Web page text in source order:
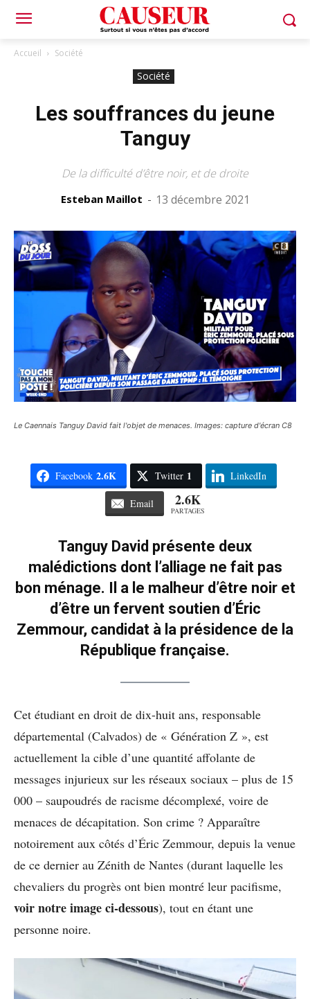
Accueil Société
Société
Les souffrances du jeune
Tanguy
De la difficulté d’être noir, et de droite
Esteban Maillot - 13 décembre 2021
Le Caennais Tanguy David fait l'objet de menaces. Images: capture d'écran C8
Facebook 2.6K Twitter 1 LinkedIn
Email 2.6K
PARTAGES
Tanguy David présente deux
malédictions dont l’alliage ne fait pas
bon ménage. Il a le malheur d’être noir et
d’être un fervent soutien d’Éric
Zemmour, candidat à la présidence de la
République française.
Cet étudiant en droit de dix-huit ans, responsable
départemental (Calvados) de « Génération Z », est
actuellement la cible d’une quantité affolante de
messages injurieux sur les réseaux sociaux – plus de 15
000 – saupoudrés de racisme décomplexé, voire de
menaces de décapitation. Son crime ? Apparaître
notoirement aux côtés d’Éric Zemmour, depuis la venue
de ce dernier au Zénith de Nantes (durant laquelle les
chevaliers du progrès ont bien montré leur pacifisme,
voir notre image ci-dessous), tout en étant une
personne noire.